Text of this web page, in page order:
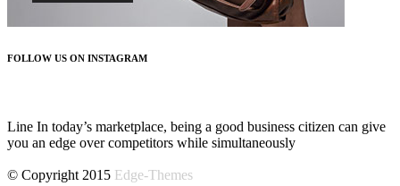
FOLLOW US ON INSTAGRAM
Line In today’s marketplace, being a good business citizen can give
you an edge over competitors while simultaneously
© Copyright 2015 Edge-Themes